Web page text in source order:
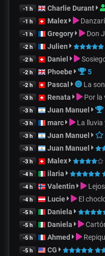
-1 h Charlie Durant
-1 h Malex
-1 h Gregory Don
-2 h Julien
-2 h Daniel
-2 h Phoebe 5
-2 h Pascal La
-3 h Renata Por la
-3 h Juan Manuel
-3 h marc La lluvia
-3 h Juan Manuel
-3 h Juan Manuel
-3 h Malex
-4 h ilaria
-4 h Valentin
-4 h Lucie El
-5 h Daniela
-5 h Daniela
-5 h Ahmed
-5 h CG